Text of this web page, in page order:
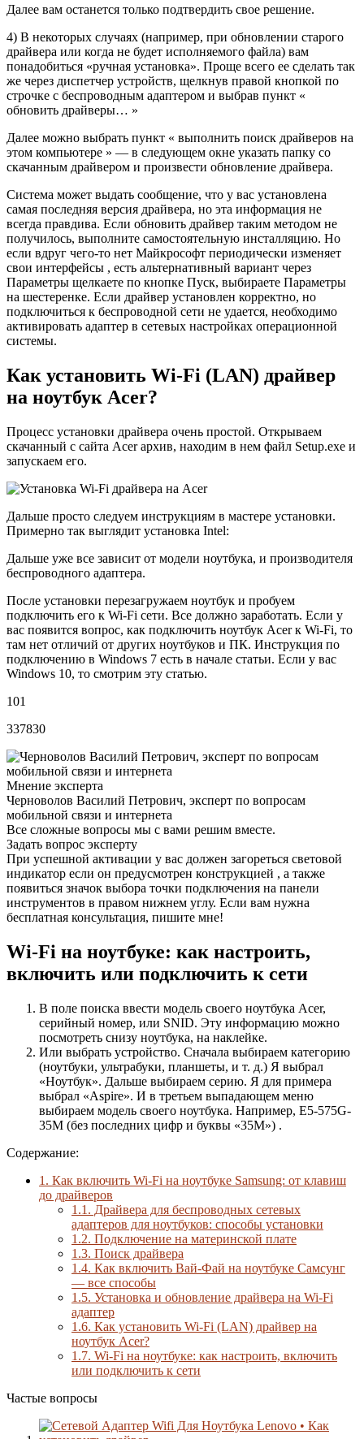
Далее вам останется только подтвердить свое решение.
4) В некоторых случаях (например, при обновлении старого
драйвера или когда не будет исполняемого файла) вам
понадобиться «ручная установка». Проще всего ее сделать так
же через диспетчер устройств, щелкнув правой кнопкой по
строчке с беспроводным адаптером и выбрав пункт «
обновить драйверы… »
Далее можно выбрать пункт « выполнить поиск драйверов на
этом компьютере » — в следующем окне указать папку со
скачанным драйвером и произвести обновление драйвера.
Система может выдать сообщение, что у вас установлена
самая последняя версия драйвера, но эта информация не
всегда правдива. Если обновить драйвер таким методом не
получилось, выполните самостоятельную инсталляцию. Но
если вдруг чего-то нет Майкрософт периодически изменяет
свои интерфейсы , есть альтернативный вариант через
Параметры щелкаете по кнопке Пуск, выбираете Параметры
на шестеренке. Если драйвер установлен корректно, но
подключиться к беспроводной сети не удается, необходимо
активировать адаптер в сетевых настройках операционной
системы.
Как установить Wi-Fi (LAN) драйвер
на ноутбук Acer?
Процесс установки драйвера очень простой. Открываем
скачанный с сайта Acer архив, находим в нем файл Setup.exe и
запускаем его.
Дальше просто следуем инструкциям в мастере установки.
Примерно так выглядит установка Intel:
Дальше уже все зависит от модели ноутбука, и производителя
беспроводного адаптера.
После установки перезагружаем ноутбук и пробуем
подключить его к Wi-Fi сети. Все должно заработать. Если у
вас появится вопрос, как подключить ноутбук Acer к Wi-Fi, то
там нет отличий от других ноутбуков и ПК. Инструкция по
подключению в Windows 7 есть в начале статьи. Если у вас
Windows 10, то смотрим эту статью.
101
337830
Мнение эксперта
Черноволов Василий Петрович, эксперт по вопросам
мобильной связи и интернета
Все сложные вопросы мы с вами решим вместе.
Задать вопрос эксперту
При успешной активации у вас должен загореться световой
индикатор если он предусмотрен конструкцией , а также
появиться значок выбора точки подключения на панели
инструментов в правом нижнем углу. Если вам нужна
бесплатная консультация, пишите мне!
Wi-Fi на ноутбуке: как настроить,
включить или подключить к сети
В поле поиска ввести модель своего ноутбука Acer,
серийный номер, или SNID. Эту информацию можно
посмотреть снизу ноутбука, на наклейке.
Или выбрать устройство. Сначала выбираем категорию
(ноутбуки, ультрабуки, планшеты, и т. д.) Я выбрал
«Ноутбук». Дальше выбираем серию. Я для примера
выбрал «Aspire». И в третьем выпадающем меню
выбираем модель своего ноутбука. Например, E5-575G-
35M (без последних цифр и буквы «35M») .
Содержание:
1. Как включить Wi-Fi на ноутбуке Samsung: от клавиш
до драйверов
1.1. Драйвера для беспроводных сетевых
адаптеров для ноутбуков: способы установки
1.2. Подключение на материнской плате
1.3. Поиск драйвера
1.4. Как включить Вай-Фай на ноутбуке Самсунг
— все способы
1.5. Установка и обновление драйвера на Wi-Fi
адаптер
1.6. Как установить Wi-Fi (LAN) драйвер на
ноутбук Acer?
1.7. Wi-Fi на ноутбуке: как настроить, включить
или подключить к сети
Частые вопросы